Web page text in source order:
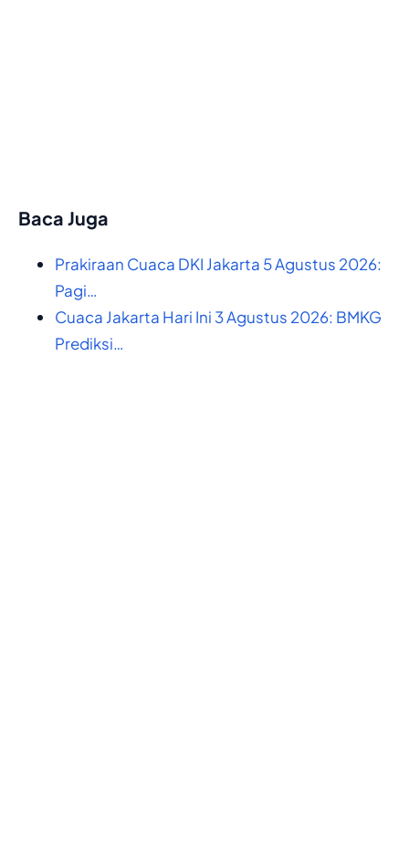
Baca Juga
Prakiraan Cuaca DKI Jakarta 5 Agustus 2026:
Pagi…
Cuaca Jakarta Hari Ini 3 Agustus 2026: BMKG
Prediksi…